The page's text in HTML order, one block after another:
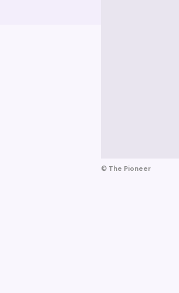
© The Pioneer